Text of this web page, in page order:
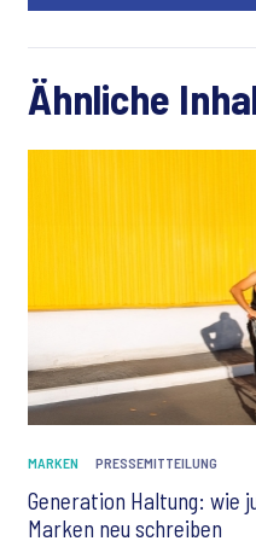
Ähnliche
MARKEN PRESSEMITTEILUNG
Generation Haltung: wie
Marken neu schreiben